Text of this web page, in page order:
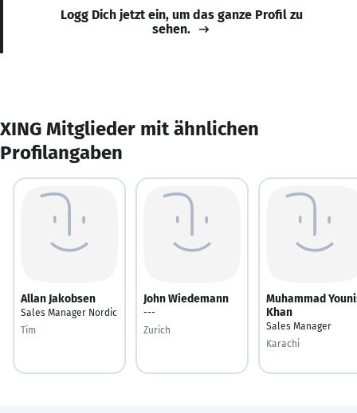
Logg Dich jetzt ein, um das ganze Profil zu
sehen.
XING Mitglieder mit ähnlichen
Profilangaben
Allan Jakobsen
Sales Manager Nordic
Tim
John Wiedemann
---
Zurich
Muhammad
Khan
Sales Manager
Karachi